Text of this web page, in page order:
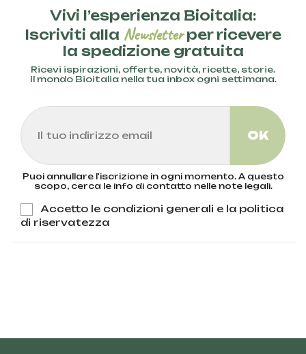
Vivi l’esperienza Bioitalia:
Iscriviti alla Newsletterper ricevere
la spedizione gratuita
Ricevi ispirazioni, offerte, novità, ricette, storie.
Il mondo Bioitalia nella tua inbox ogni settimana.
Puoi annullare l'iscrizione in ogni momento. A questo
scopo, cerca le info di contatto nelle note legali.
Accetto le condizioni generali e la politica
di riservatezza